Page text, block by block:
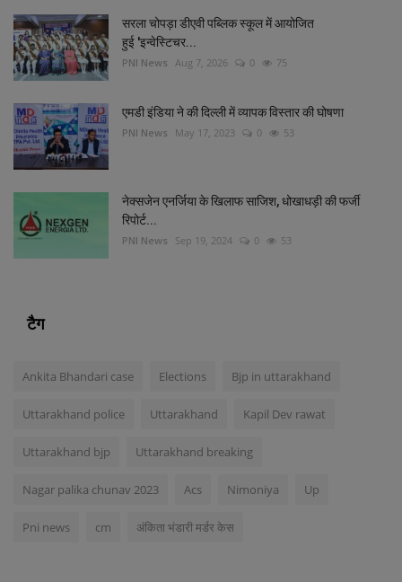
सरला चोपड़ा डीएवी पब्लिक स्कूल में आयोजित
हुई 'इन्वेस्टिचर...
PNI News Aug 7, 2026 0 75
एमडी इंडिया ने की दिल्‍ली में व्‍यापक विस्‍तार की घोषणा
PNI News May 17, 2023 0 53
नेक्सजेन एनर्जिया के खिलाफ साजिश, धोखाधड़ी की फर्जी
रिपोर्ट...
PNI News Sep 19, 2024 0 53
टैग
Ankita Bhandari case Elections Bjp in uttarakhand
Uttarakhand police Uttarakhand Kapil Dev rawat
Uttarakhand bjp Uttarakhand breaking
Nagar palika chunav 2023 Acs Nimoniya Up
Pni news cm अंकिता भंडारी मर्डर केस